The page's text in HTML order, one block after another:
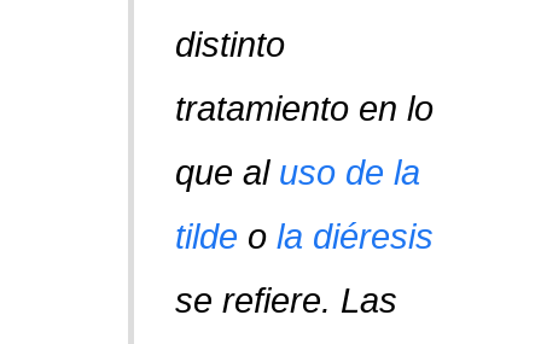
distinto
tratamiento en lo
que al uso de la
tilde ola diéresis
se refiere. Las